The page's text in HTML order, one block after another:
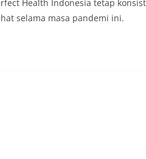
Health Indonesia tetap
selama masa pandemi ini.